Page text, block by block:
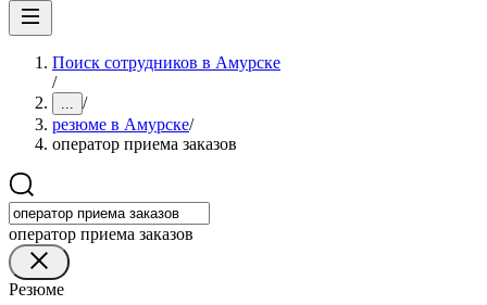
Поиск сотрудников в Амурске
/
... /
резюме в Амурске/
оператор приема заказов
оператор приема заказов
Резюме